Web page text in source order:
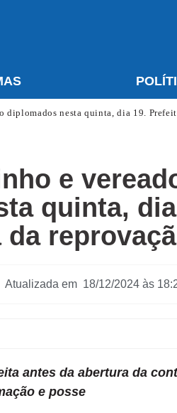
diplomados nesta quinta, dia 19.
e
quinta,
Atualizada em 18/12/2024 às
antes da abertura da
e posse